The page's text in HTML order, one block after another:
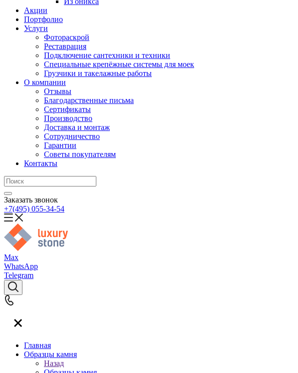
Акции
Портфолио
Услуги
Фотораскрой
Реставрация
Подключение сантехники и техники
Специальные крепёжные системы для моек
Грузчики и такелажные работы
О компании
Отзывы
Благодарственные письма
Сертификаты
Производство
Доставка и монтаж
Сотрудничество
Гарантии
Советы покупателям
Контакты
Заказать звонок
+7(495) 055-34-54
Max
WhatsApp
Telegram
Главная
Образцы камня
Назад